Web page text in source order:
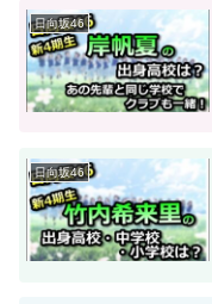
日向坂46
日向坂46